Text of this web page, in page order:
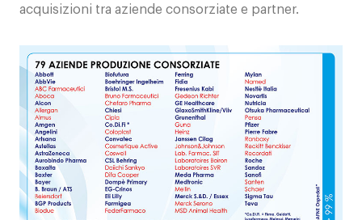
acquisizioni tra aziende consorziate e partner.